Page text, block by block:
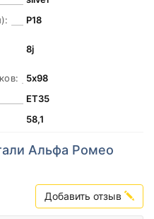
Р18
8j
5х98
ЕТ35
58,1
Альфа Ромео
Добавить отзыв